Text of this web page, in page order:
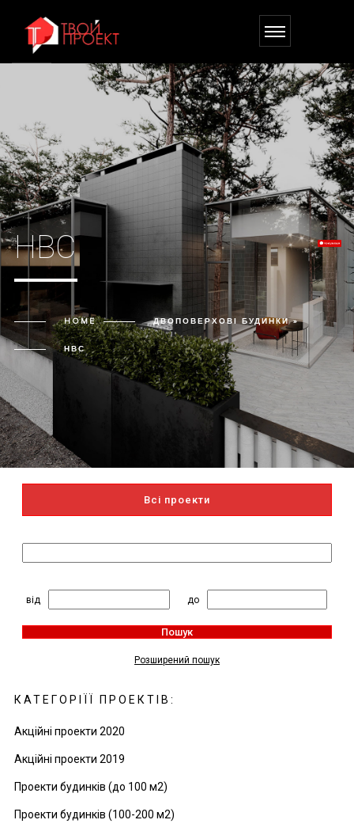
НВС
HOME ДВОПОВЕРХОВІ БУДИНКИ »
НВС
Всі проекти
від
до
Пошук
Розширений пошук
КАТЕГОРІЇЇ ПРОЕКТІВ:
Акційні проекти 2020
Акційні проекти 2019
Проекти будинків (до 100 м2)
Проекти будинків (100-200 м2)